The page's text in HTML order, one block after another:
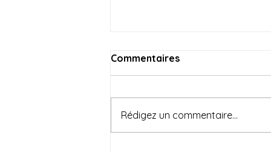
Commentaires
Rédigez un commentaire...